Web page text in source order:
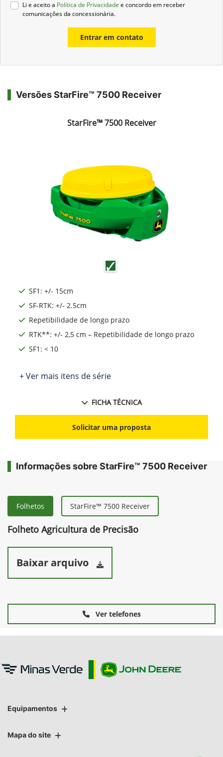
Li e aceito a Política de Privacidade e concordo em receber
comunicações da concessionária.
Entrar em contato
Versões StarFire™ 7500 Receiver
StarFire™ 7500 Receiver
SF1: +/- 15cm
SF-RTK: +/- 2.5cm
Repetibilidade de longo prazo
RTK**: +/- 2,5 cm – Repetibilidade de longo prazo
SF1: < 10
+ Ver mais itens de série
FICHA TÉCNICA
Solicitar uma proposta
Informações sobre StarFire™ 7500 Receiver
Folhetos StarFire™ 7500 Receiver
Folheto Agricultura de Precisão
Baixar arquivo
Ver telefones
Equipamentos
Mapa do site